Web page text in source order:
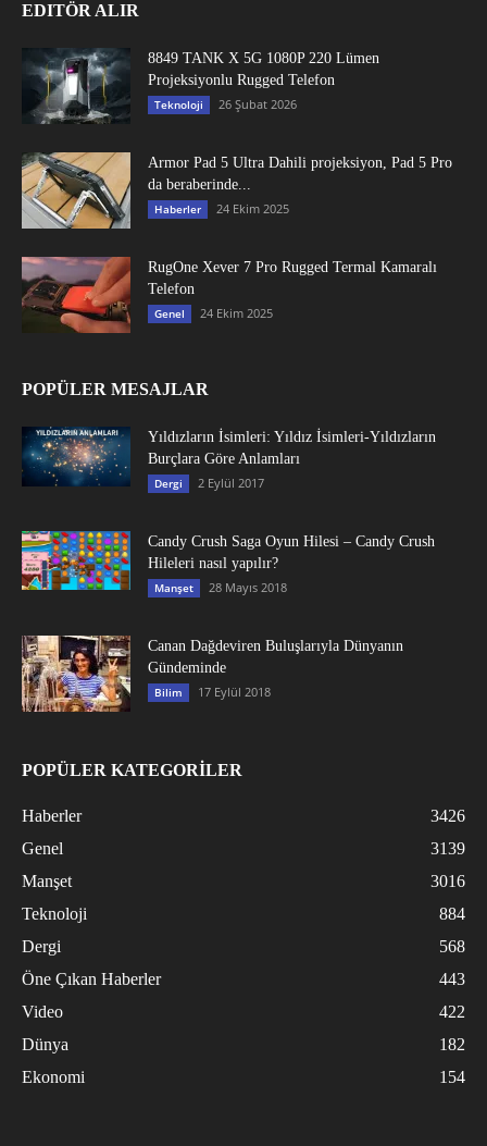
EDITÖR ALIR
8849 TANK X 5G 1080P 220 Lümen
Projeksiyonlu Rugged Telefon
Teknoloji 26 Şubat 2026
Armor Pad 5 Ultra Dahili projeksiyon, Pad 5 Pro
da beraberinde...
Haberler 24 Ekim 2025
RugOne Xever 7 Pro Rugged Termal Kamaralı
Telefon
Genel 24 Ekim 2025
POPÜLER MESAJLAR
Yıldızların İsimleri: Yıldız İsimleri-Yıldızların
Burçlara Göre Anlamları
Dergi 2 Eylül 2017
Candy Crush Saga Oyun Hilesi – Candy Crush
Hileleri nasıl yapılır?
Manşet 28 Mayıs 2018
Canan Dağdeviren Buluşlarıyla Dünyanın
Gündeminde
Bilim 17 Eylül 2018
POPÜLER KATEGORİLER
Haberler
3426
Genel
3139
Manşet
3016
Teknoloji
884
Dergi
568
Öne Çıkan Haberler
443
Video
422
Dünya
182
Ekonomi
154